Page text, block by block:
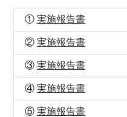
① 実施報告書
② 実施報告書
③ 実施報告書
④ 実施報告書
⑤ 実施報告書